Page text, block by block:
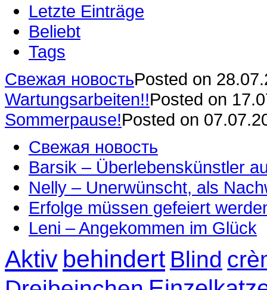
Letzte Einträge
Beliebt
Tags
Свежая новостьPosted on
Wartungsarbeiten!!Posted on
Sommerpause!Posted on
Свежая новость
Barsik – Überlebenskünstler
Nelly – Unerwünscht, als
Erfolge müssen gefeiert
Leni – Angekommen im Glück
Aktiv behindert Blind